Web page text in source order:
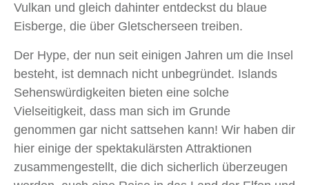
Vulkan und gleich dahinter entdeckst du blaue
Eisberge, die über Gletscherseen treiben.
Der Hype, der nun seit einigen Jahren um die Insel
besteht, ist demnach nicht unbegründet. Islands
Sehenswürdigkeiten bieten eine solche
Vielseitigkeit, dass man sich im Grunde
genommen gar nicht sattsehen kann! Wir haben dir
hier einige der spektakulärsten Attraktionen
zusammengestellt, die dich sicherlich überzeugen